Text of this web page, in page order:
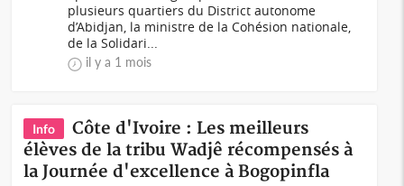
plusieurs quartiers du District autonome
d’Abidjan, la ministre de la Cohésion nationale,
de la Solidari...
il y a 1 mois
Info
Côte d'Ivoire : Les meilleurs
élèves de la tribu Wadjê récompensés à
la Journée d'excellence à Bogopinfla